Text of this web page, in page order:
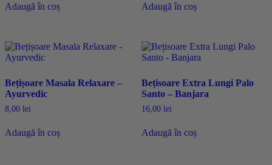
Adaugă în coș Adaugă în coș
Bețișoare Masala Relaxare –
Ayurvedic
8,00 lei
Adaugă în coș
Bețisoare Extra Lungi Palo
Santo – Banjara
16,00 lei
Adaugă în coș